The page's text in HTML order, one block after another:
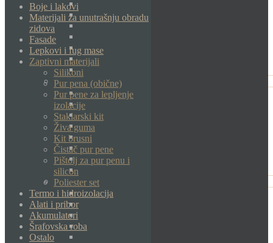
Boje i lakovi
Materijali za unutrašnju obradu
zidova
Fasade
Lepkovi i fug mase
Zaptivni materijali
Silikoni
Pur pena (obične)
Pur pene za lepljenje
izolacije
Staklarski kit
Živa guma
Kit brusni
Čistač pur pene
Pištolj za pur penu i
silicon
Poliester set
Termo i hidroizolacija
Alati i pribor
Akumulatori
Šrafovska roba
Ostalo